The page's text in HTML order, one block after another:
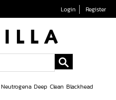
Login Register
Deep Clean Blackhead